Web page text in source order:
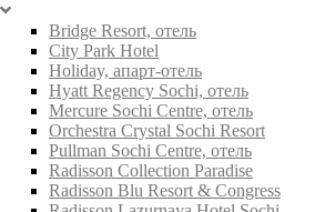
Bridge Resort, отель
City Park Hotel
Holiday, апарт-отель
Hyatt Regency Sochi, отель
Mercure Sochi Centre, отель
Orchestra Crystal Sochi Resort
Pullman Sochi Centre, отель
Radisson Collection Paradise
Radisson Blu Resort & Congress